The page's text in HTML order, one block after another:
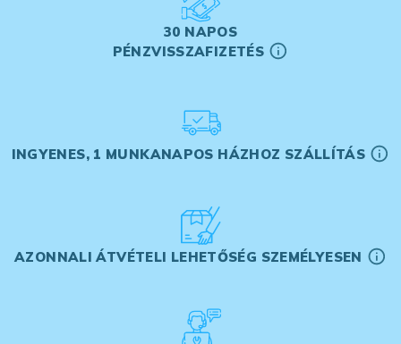
30 NAPOS
PÉNZVISSZAFIZETÉS
INGYENES, 1 MUNKANAPOS HÁZHOZ SZÁLLÍTÁS
AZONNALI ÁTVÉTELI LEHETŐSÉG SZEMÉLYESEN